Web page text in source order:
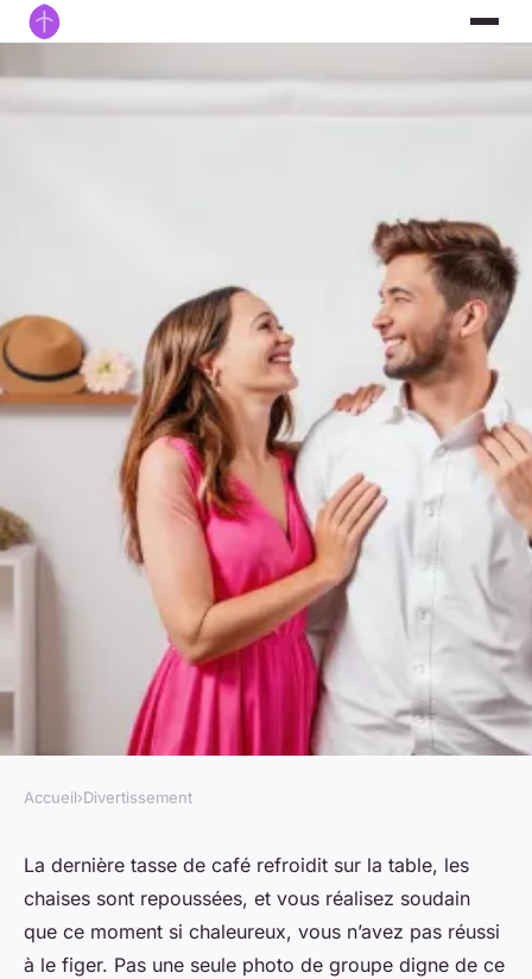
Top 5 raisons de choisir un
photobooth pour vos
événements
Accueil›Divertissement
La dernière tasse de café refroidit sur la table, les
chaises sont repoussées, et vous réalisez soudain
que ce moment si chaleureux, vous n’avez pas réussi
à le figer. Pas une seule photo de groupe digne de ce